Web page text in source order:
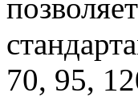
70, 95,